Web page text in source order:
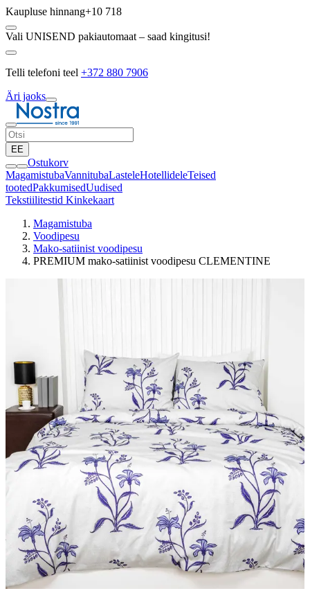
Kaupluse hinnang+10 718
Vali UNISEND pakiautomaat – saad kingitusi!
Telli telefoni teel +372 880 7906
Äri jaoks
EE
Ostukorv
MagamistubaVannitubaLasteleHotellideleTeised
tootedPakkumisedUudised
Tekstiilitestid Kinkekaart
Magamistuba
Voodipesu
Mako-satiinist voodipesu
PREMIUM mako-satiinist voodipesu CLEMENTINE